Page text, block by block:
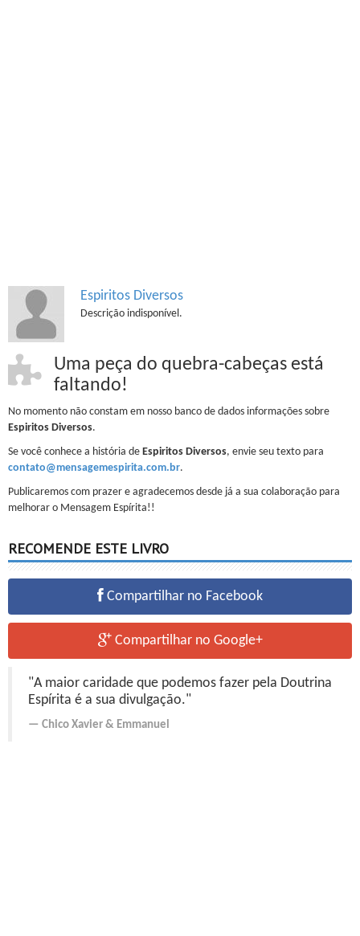
Espiritos Diversos
Descrição indisponível.
Uma peça do quebra-cabeças está
faltando!
No momento não constam em nosso banco de dados informações sobre
Espiritos Diversos.
Se você conhece a história de Espiritos Diversos, envie seu texto para
contato@mensagemespirita.com.br.
Publicaremos com prazer e agradecemos desde já a sua colaboração para
melhorar o Mensagem Espírita!!
RECOMENDE ESTE LIVRO
Compartilhar no Facebook
Compartilhar no Google+
"A maior caridade que podemos fazer pela Doutrina
Espírita é a sua divulgação."
Chico Xavier & Emmanuel